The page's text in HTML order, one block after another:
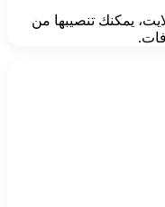
يمكنك تنصيبها من